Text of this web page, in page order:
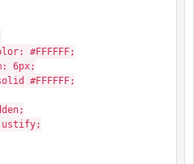
#FFFFFF;
6px;
#FFFFFF;